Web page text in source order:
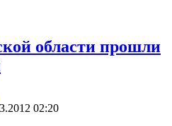
области прошли
02:20